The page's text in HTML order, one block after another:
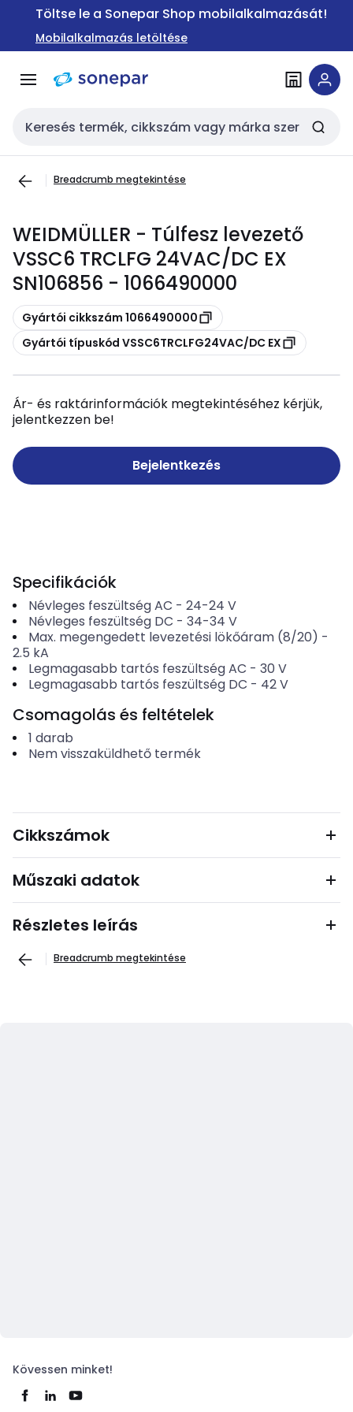
Ugrás a
Ugrás a
tartalomra
Töltse le a Sonepar Shop mobilalkalmazását!
Mobilalkalmazás letöltése
Keresési bemenet
Breadcrumb megtekintése
WEIDMÜLLER - Túlfesz levezető
VSSC6 TRCLFG 24VAC/DC EX
SN106856 - 1066490000
Másolás
Gyártói cikkszám 1066490000
Másolás
Gyártói típuskód VSSC6TRCLFG24VAC/DC EX
Ár- és raktárinformációk megtekintéséhez kérjük,
jelentkezzen be!
Bejelentkezés
Specifikációk
Névleges feszültség AC - 24-24 V
Névleges feszültség DC - 34-34 V
Max. megengedett levezetési lökőáram (8/20) -
2.5 kA
Legmagasabb tartós feszültség AC - 30 V
Legmagasabb tartós feszültség DC - 42V
Csomagolás és feltételek
1 darab
Nem visszaküldhető termék
Cikkszámok
Műszaki adatok
Részletes leírás
Breadcrumb megtekintése
Kövessen minket!